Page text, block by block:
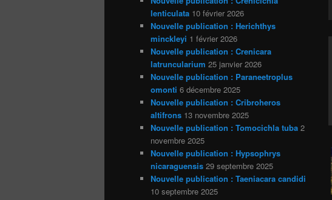
lenticulata 10 février 2026
Nouvelle publication : Herichthys
minckleyi 1 février 2026
Nouvelle publication : Crenicara
latruncularium 25 janvier 2026
Nouvelle publication : Paraneetroplus
omonti 6 décembre 2025
Nouvelle publication : Cribroheros
altifrons 13 novembre 2025
Nouvelle publication : Tomocichla tuba 2
novembre 2025
Nouvelle publication : Hypsophrys
nicaraguensis 29 septembre 2025
Nouvelle publication : Taeniacara candidi
10 septembre 2025